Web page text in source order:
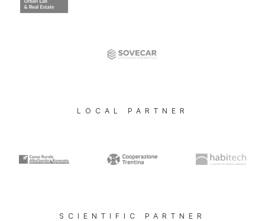
LOCAL PARTNER
SCIENTIFIC PARTNER